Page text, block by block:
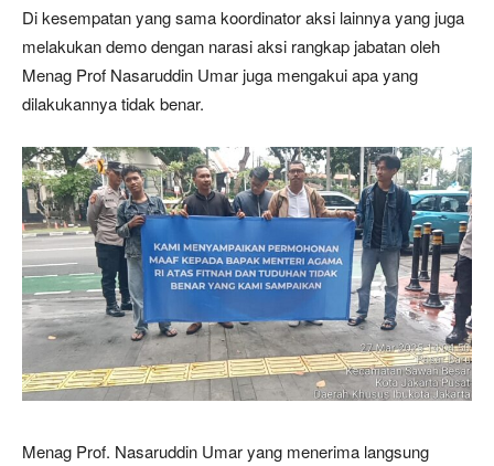
Di kesempatan yang sama koordinator aksi lainnya yang juga
melakukan demo dengan narasi aksi rangkap jabatan oleh
Menag Prof Nasaruddin Umar juga mengakui apa yang
dilakukannya tidak benar.
Menag Prof. Nasaruddin Umar yang menerima langsung